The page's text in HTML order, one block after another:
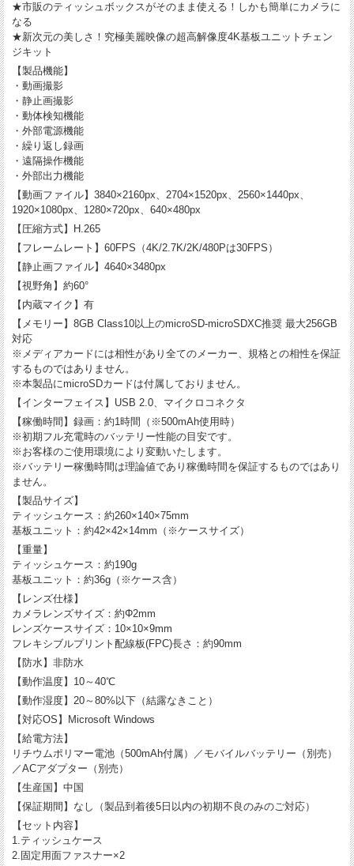
★市販のティッシュボックスがそのまま使える！しかも簡単にカメラに
なる
★新次元の美しさ！究極美麗映像の超高解像度4K基板ユニットチェン
ジキット
【製品機能】
・動画撮影
・静止画撮影
・動体検知機能
・外部電源機能
・繰り返し録画
・遠隔操作機能
・外部出力機能
【動画ファイル】3840×2160px、2704×1520px、2560×1440px、
1920×1080px、1280×720px、640×480px
【圧縮方式】H.265
【フレームレート】60FPS（4K/2.7K/2K/480Pは30FPS）
【静止画ファイル】4640×3480px
【視野角】約60°
【内蔵マイク】有
【メモリー】8GB Class10以上のmicroSD-microSDXC推奨 最大256GB
対応
※メディアカードには相性があり全てのメーカー、規格との相性を保証
するものではありません。
※本製品にmicroSDカードは付属しておりません。
【インターフェイス】USB 2.0、マイクロコネクタ
【稼働時間】録画：約1時間（※500mAh使用時）
※初期フル充電時のバッテリー性能の目安です。
※お客様のご使用環境により変動いたします。
※バッテリー稼働時間は理論値であり稼働時間を保証するものではあり
ません。
【製品サイズ】
ティッシュケース：約260×140×75mm
基板ユニット：約42×42×14mm（※ケースサイズ）
【重量】
ティッシュケース：約190g
基板ユニット：約36g（※ケース含）
【レンズ仕様】
カメラレンズサイズ：約Φ2mm
レンズケースサイズ：10×10×9mm
フレキシブルプリント配線板(FPC)長さ：約90mm
【防水】非防水
【動作温度】10～40℃
【動作湿度】20～80%以下（結露なきこと）
【対応OS】Microsoft Windows
【給電方法】
リチウムポリマー電池（500mAh付属）／モバイルバッテリー（別売）
／ACアダプター（別売）
【生産国】中国
【保証期間】なし（製品到着後5日以内の初期不良のみのご対応）
【セット内容】
1.ティッシュケース
2.固定用面ファスナー×2